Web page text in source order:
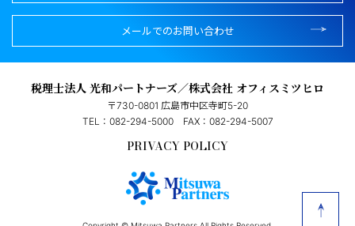
メールでのお問い合わせ
税理士法人 光和パートナーズ／株式会社 オフィスミツヒロ
〒730-0801 広島市中区寺町5-20
TEL：082-294-5000
FAX：082-294-5007
PRIVACY POLICY